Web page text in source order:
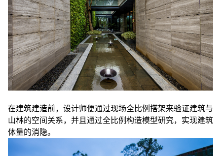
在建筑建造前，设计师便通过现场全比例搭架来验证建筑与
山林的空间关系，并且通过全比例构造模型研究，实现建筑
体量的消隐。